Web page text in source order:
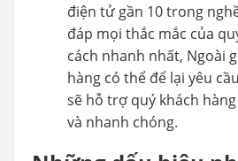
điện tử gần 10 trong
đáp mọi thắc mắc của
cách nhanh nhất, Ngoài
hàng có thể để lại yêu
sẽ hỗ trợ quý khách
và nhanh chóng.